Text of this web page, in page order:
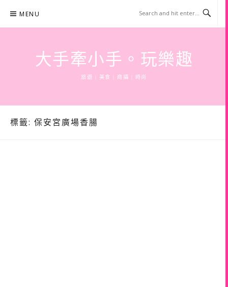
content
MENU
大手牽小手。玩樂趣
旅遊 | 美食 | 商攝 | 時尚
標籤: 保安宮廣場香腸